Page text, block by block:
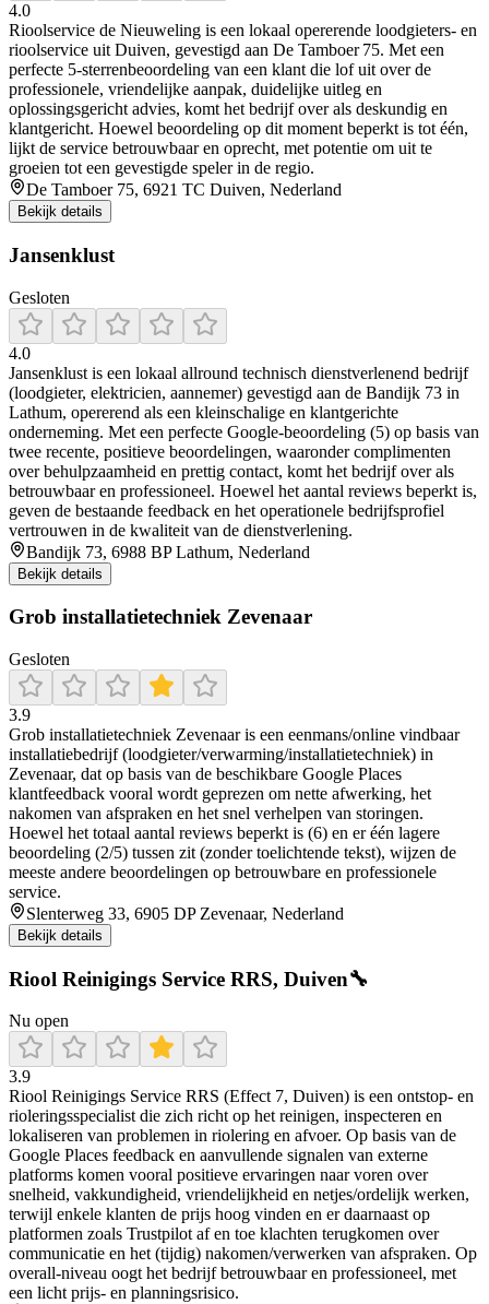
4.0
Rioolservice de Nieuweling is een lokaal opererende loodgieters- en
rioolservice uit Duiven, gevestigd aan De Tamboer 75. Met een
perfecte 5‑sterrenbeoordeling van een klant die lof uit over de
professionele, vriendelijke aanpak, duidelijke uitleg en
oplossingsgericht advies, komt het bedrijf over als deskundig en
klantgericht. Hoewel beoordeling op dit moment beperkt is tot één,
lijkt de service betrouwbaar en oprecht, met potentie om uit te
groeien tot een gevestigde speler in de regio.
De Tamboer 75, 6921 TC Duiven, Nederland
Bekijk details
Jansenklust
Gesloten
4.0
Jansenklust is een lokaal allround technisch dienstverlenend bedrijf
(loodgieter, elektricien, aannemer) gevestigd aan de Bandijk 73 in
Lathum, opererend als een kleinschalige en klantgerichte
onderneming. Met een perfecte Google-beoordeling (5) op basis van
twee recente, positieve beoordelingen, waaronder complimenten
over behulpzaamheid en prettig contact, komt het bedrijf over als
betrouwbaar en professioneel. Hoewel het aantal reviews beperkt is,
geven de bestaande feedback en het operationele bedrijfsprofiel
vertrouwen in de kwaliteit van de dienstverlening.
Bandijk 73, 6988 BP Lathum, Nederland
Bekijk details
Grob installatietechniek Zevenaar
Gesloten
3.9
Grob installatietechniek Zevenaar is een eenmans/online vindbaar
installatiebedrijf (loodgieter/verwarming/installatietechniek) in
Zevenaar, dat op basis van de beschikbare Google Places
klantfeedback vooral wordt geprezen om nette afwerking, het
nakomen van afspraken en het snel verhelpen van storingen.
Hoewel het totaal aantal reviews beperkt is (6) en er één lagere
beoordeling (2/5) tussen zit (zonder toelichtende tekst), wijzen de
meeste andere beoordelingen op betrouwbare en professionele
service.
Slenterweg 33, 6905 DP Zevenaar, Nederland
Bekijk details
Riool Reinigings Service RRS, Duiven🔧
Nu open
3.9
Riool Reinigings Service RRS (Effect 7, Duiven) is een ontstop- en
rioleringsspecialist die zich richt op het reinigen, inspecteren en
lokaliseren van problemen in riolering en afvoer. Op basis van de
Google Places feedback en aanvullende signalen van externe
platforms komen vooral positieve ervaringen naar voren over
snelheid, vakkundigheid, vriendelijkheid en netjes/ordelijk werken,
terwijl enkele klanten de prijs hoog vinden en er daarnaast op
platformen zoals Trustpilot af en toe klachten terugkomen over
communicatie en het (tijdig) nakomen/verwerken van afspraken. Op
overall-niveau oogt het bedrijf betrouwbaar en professioneel, met
een licht prijs- en planningsrisico.